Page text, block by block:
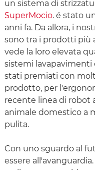
un sistema di
SuperMocio. é stato
anni fa. Da allora, i
sono tra i prodotti più
vede la loro elevata
sistemi lavapavimenti
stati premiati con
prodotto, per
recente linea di robot
animale domestico a
pulita.
Con uno sguardo al
essere